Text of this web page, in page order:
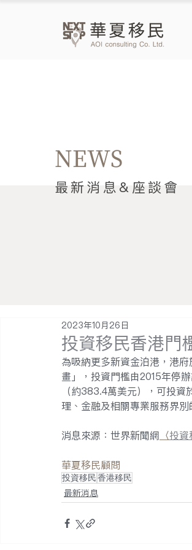
NEWS
​最新消息&座談會
投資移民香港門
2023年10月26日
為吸納更多新資金泊港，港
畫」，投資門檻由2015年停
（約383.4萬美元），可投
理、金融及相關專業服務界
消息來源：世界新聞網 〈投
華夏移民顧問
投資移民香港移民
最新消息